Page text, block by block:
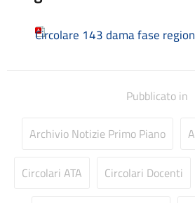
Contatti
Dirigente Scolastico
Docenti
Circolare 143 dama fase
Pubblicato in
Archivio Notizie Primo Piano
Circolari ATA Circolari Docenti